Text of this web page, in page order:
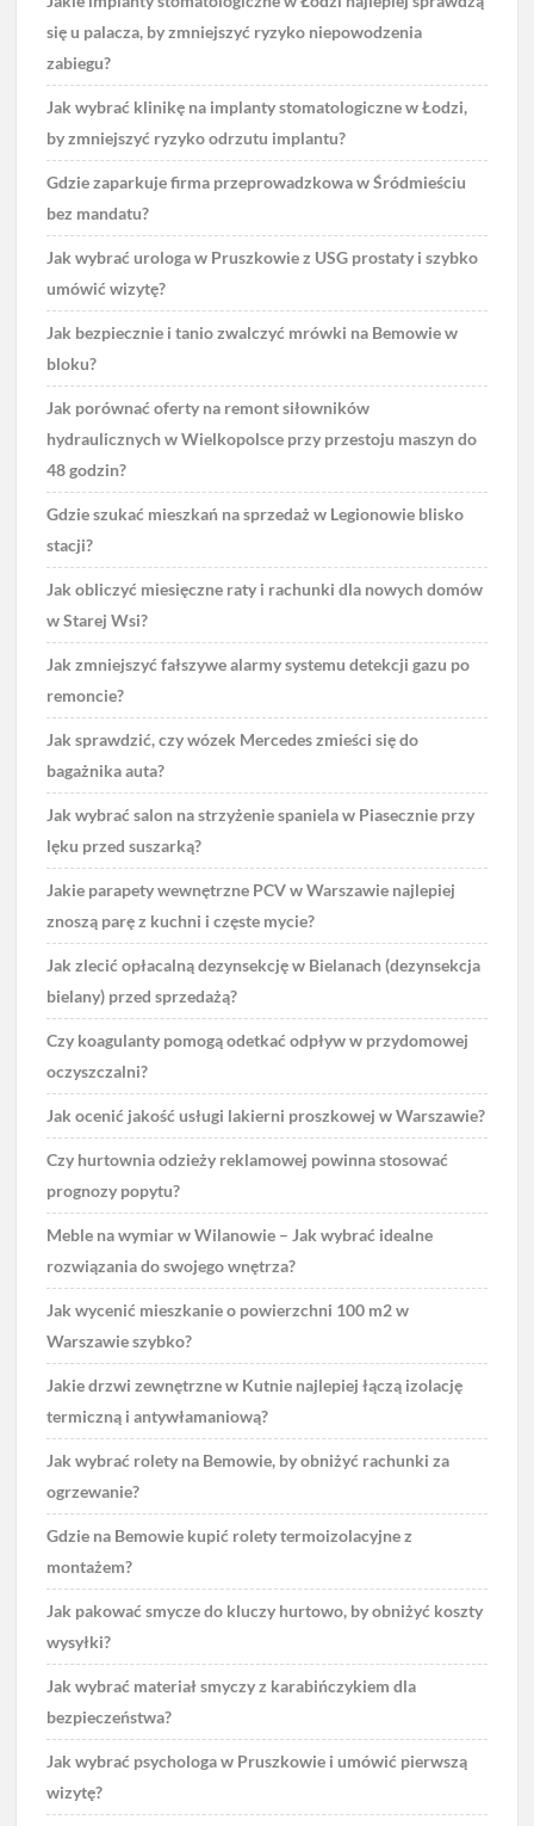
się u palacza, by zmniejszyć ryzyko niepowodzenia
zabiegu?
Jak wybrać klinikę na implanty stomatologiczne w Łodzi,
by zmniejszyć ryzyko odrzutu implantu?
Gdzie zaparkuje firma przeprowadzkowa w Śródmieściu
bez mandatu?
Jak wybrać urologa w Pruszkowie z USG prostaty i szybko
umówić wizytę?
Jak bezpiecznie i tanio zwalczyć mrówki na Bemowie w
bloku?
Jak porównać oferty na remont siłowników
hydraulicznych w Wielkopolsce przy przestoju maszyn do
48 godzin?
Gdzie szukać mieszkań na sprzedaż w Legionowie blisko
stacji?
Jak obliczyć miesięczne raty i rachunki dla nowych domów
w Starej Wsi?
Jak zmniejszyć fałszywe alarmy systemu detekcji gazu po
remoncie?
Jak sprawdzić, czy wózek Mercedes zmieści się do
bagażnika auta?
Jak wybrać salon na strzyżenie spaniela w Piasecznie przy
lęku przed suszarką?
Jakie parapety wewnętrzne PCV w Warszawie najlepiej
znoszą parę z kuchni i częste mycie?
Jak zlecić opłacalną dezynsekcję w Bielanach (dezynsekcja
bielany) przed sprzedażą?
Czy koagulanty pomogą odetkać odpływ w przydomowej
oczyszczalni?
Jak ocenić jakość usługi lakierni proszkowej w Warszawie?
Czy hurtownia odzieży reklamowej powinna stosować
prognozy popytu?
Meble na wymiar w Wilanowie – Jak wybrać idealne
rozwiązania do swojego wnętrza?
Jak wycenić mieszkanie o powierzchni 100 m2 w
Warszawie szybko?
Jakie drzwi zewnętrzne w Kutnie najlepiej łączą izolację
termiczną i antywłamaniową?
Jak wybrać rolety na Bemowie, by obniżyć rachunki za
ogrzewanie?
Gdzie na Bemowie kupić rolety termoizolacyjne z
montażem?
Jak pakować smycze do kluczy hurtowo, by obniżyć koszty
wysyłki?
Jak wybrać materiał smyczy z karabińczykiem dla
bezpieczeństwa?
Jak wybrać psychologa w Pruszkowie i umówić pierwszą
wizytę?